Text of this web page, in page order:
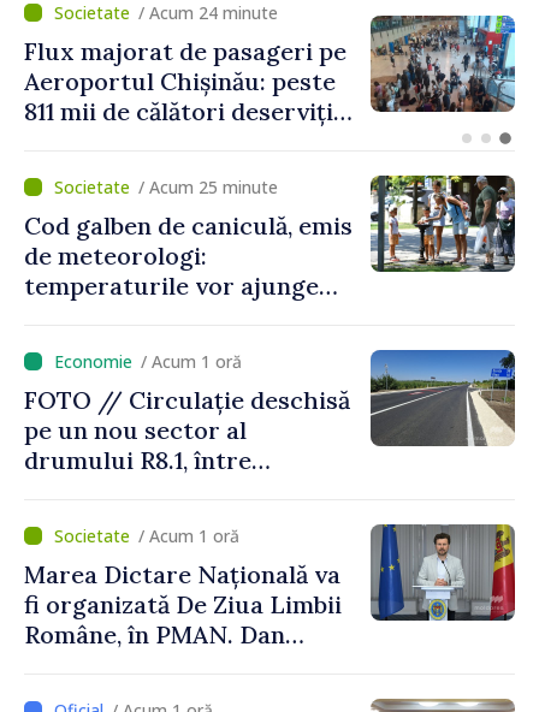
/ Acum 10 minute
Nivelul apei în lacul
Novodnestrovsk continuă să
scadă. Comisia Nistreană va
/ Acum 25 minute
Cod galben de caniculă, emis
de meteorologi:
temperaturile vor ajunge
/ Acum 1 oră
FOTO // Circulație deschisă
pe un nou sector al
drumului R8.1, între
Bolea: „Drumuri bune
înseamnă deplasări sigure
ale agenților economici și
cetățenilor”
/ Acum 1 oră
Marea Dictare Națională va
fi organizată De Ziua Limbii
Române, în PMAN. Dan
semnificație aparte în acest